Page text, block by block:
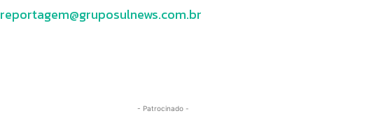
reportagem@gruposulnews.com.br
- Patrocinado -